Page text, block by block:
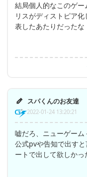
結局個人的なこのゲ
リスがディストピア
表したあたりだったな
スパくんのお友達
2022-01-24 13:20:21
嘘だろ、ニューゲーム
公式pvや告知で出す
ートで出して欲しかっ